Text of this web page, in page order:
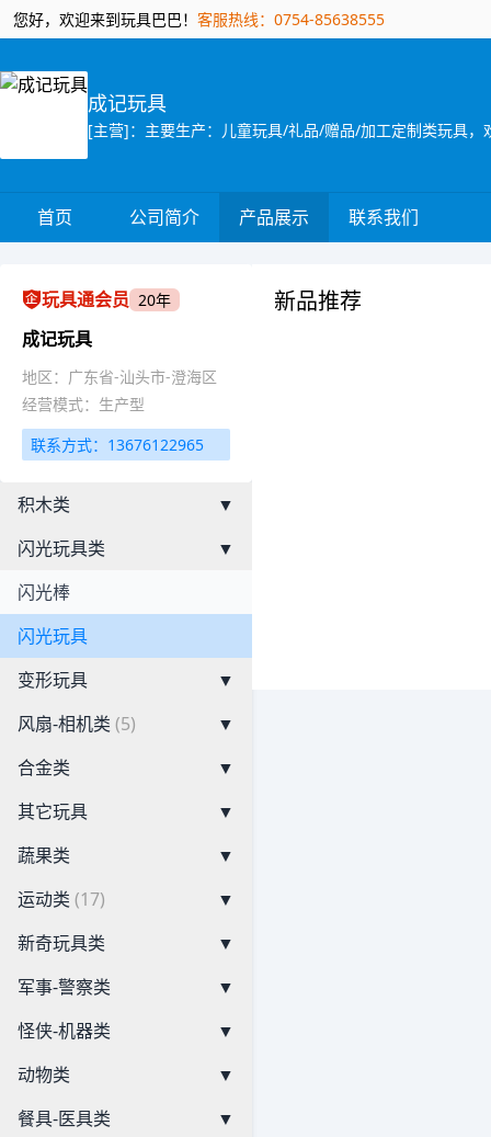
您好，欢迎来到玩具巴巴！ 客服热线：0754-85638555
成记玩具
首页 公司简介 产品展示 联系我们
玩具通会员 20年
成记玩具
地区：广东省-汕头市-澄海区
经营模式：生产型
联系方式：13676122965
积木类
▼
闪光玩具类
▼
闪光棒
闪光玩具
变形玩具
▼
风扇-相机类 (5)
▼
合金类
▼
其它玩具
▼
蔬果类
▼
运动类 (17)
▼
新奇玩具类
▼
军事-警察类
▼
怪侠-机器类
▼
动物类
▼
餐具-医具类
▼
新品推荐